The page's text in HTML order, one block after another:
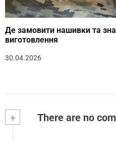
Де замовити нашивки та
виготовлення
30.04.2026
+ There are no